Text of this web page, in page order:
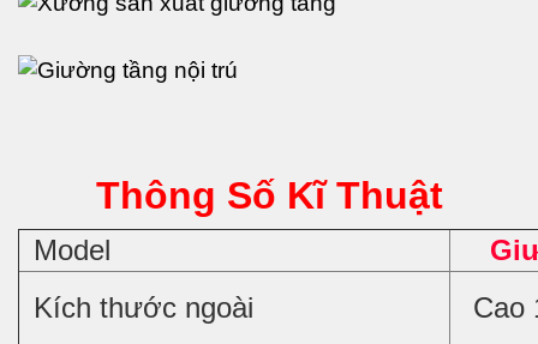
Thông Số Kĩ Thuật
Model
Kích thước ngoài
Cao